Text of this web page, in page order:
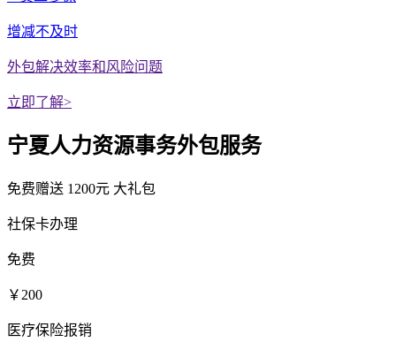
增减不及时
外包解决效率和风险问题
立即了解>
宁夏人力资源事务外包服务
免费赠送 1200元 大礼包
社保卡办理
免费
￥200
医疗保险报销